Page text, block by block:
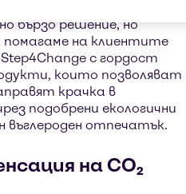
бързо решение, но
на клиентите
с гордост
които позволяват
крачка в
подобрени екологични
въглероден отпечатък.
на CO₂